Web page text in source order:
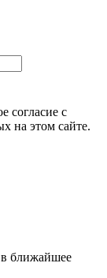
согласие с
на этом сайте.
ближайшее